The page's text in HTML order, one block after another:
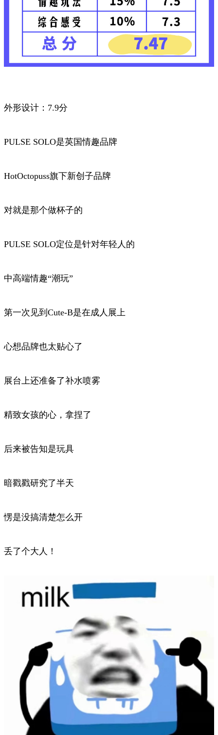
外形设计：7.9分
PULSE SOLO是英国情趣品牌
HotOctopuss旗下新创子品牌
对就是那个做杯子的
PULSE SOLO定位是针对年轻人的
中高端情趣“潮玩”
第一次见到Cute-B是在成人展上
心想品牌也太贴心了
展台上还准备了补水喷雾
精致女孩的心，拿捏了
后来被告知是玩具
暗戳戳研究了半天
愣是没搞清楚怎么开
丢了个大人！